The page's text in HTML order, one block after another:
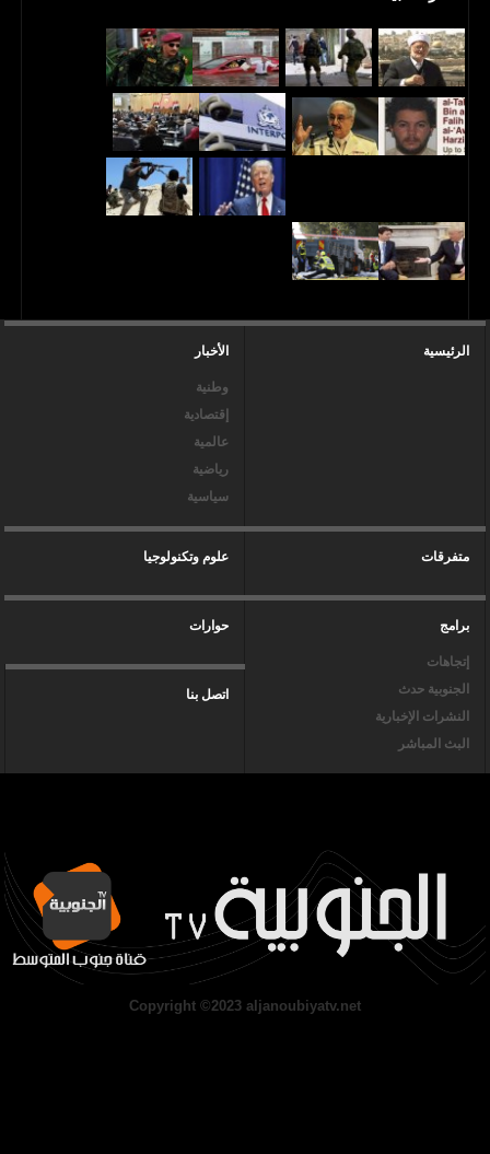
الرئيسية الأخبار
وطنية
إقتصادية
عالمية
رياضية
سياسية
متفرقات علوم وتكنولوجيا
برامج
إتجاهات
الجنوبية حدث
النشرات الإخبارية
البث المباشر
حوارات
اتصل بنا
Copyright ©2023 aljanoubiyatv.net